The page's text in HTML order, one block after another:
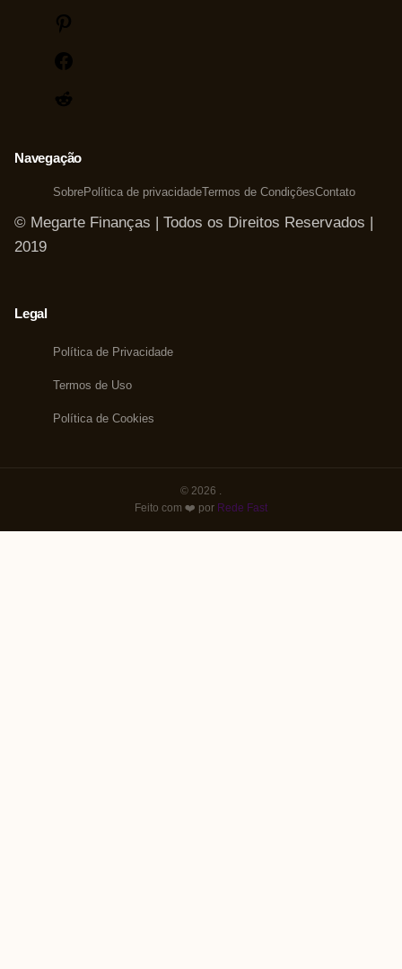
Navegação
SobrePolítica de privacidadeTermos de CondiçõesContato
© Megarte Finanças | Todos os Direitos Reservados |
2019
Legal
Política de Privacidade
Termos de Uso
Política de Cookies
© 2026 .
Feito com ❤️ por Rede Fast